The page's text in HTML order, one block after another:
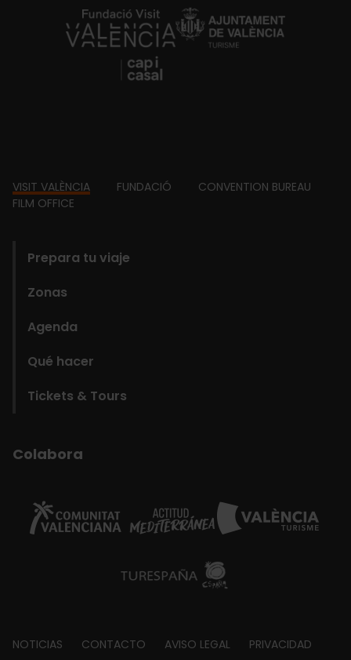
https://fundacion.visitvalencia.com/
Footer
VISIT VALÈNCIA FUNDACIÓ
CONVENTION BUREAU
FILM OFFICE
Prepara tu viaje
Zonas
Agenda
Qué hacer
Tickets & Tours
Colabora
Footer
NOTICIAS CONTACTO AVISO LEGAL PRIVACIDAD